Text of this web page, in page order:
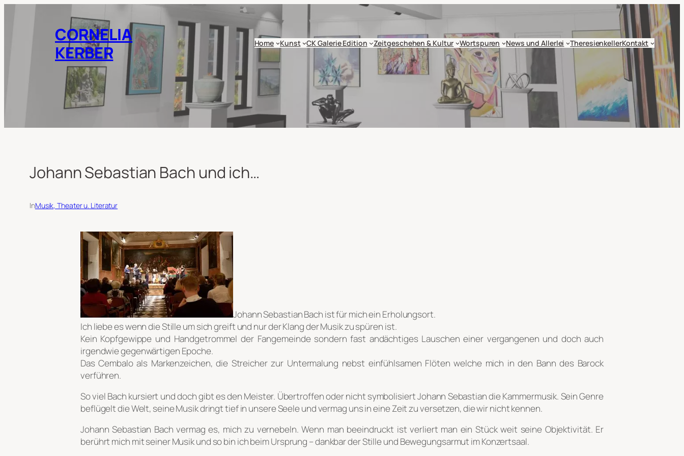
CORNELIA
KERBER
Home Kunst CK Galerie Edition Zeitgeschehen & Kultur Wortspuren News und Allerlei TheresienkellerKontakt
Johann Sebastian Bach und ich…
InMusik, Theater u. Literatur
Johann Sebastian Bach ist für mich ein Erholungsort.
Ich liebe es wenn die Stille um sich greift und nur der Klang der Musik zu spüren ist.
Kein Kopfgewippe und Handgetrommel der Fangemeinde sondern fast andächtiges Lauschen einer vergangenen und doch auch
irgendwie gegenwärtigen Epoche.
Das Cembalo als Markenzeichen, die Streicher zur Untermalung nebst einfühlsamen Flöten welche mich in den Bann des Barock
verführen.
So viel Bach kursiert und doch gibt es den Meister. Übertroffen oder nicht symbolisiert Johann Sebastian die Kammermusik. Sein Genre
beflügelt die Welt, seine Musik dringt tief in unsere Seele und vermag uns in eine Zeit zu versetzen, die wir nicht kennen.
Johann Sebastian Bach vermag es, mich zu vernebeln. Wenn man beeindruckt ist verliert man ein Stück weit seine Objektivität. Er
berührt mich mit seiner Musik und so bin ich beim Ursprung – dankbar der Stille und Bewegungsarmut im Konzertsaal.